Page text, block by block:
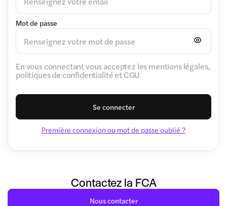
Mot de passe
En vous connectant vous acceptez les mentions légales,
politiques de confidentialité et CGU
Se connecter
Première connexion ou mot de passe oublié ?
Contactez la FCA
Nous contacter